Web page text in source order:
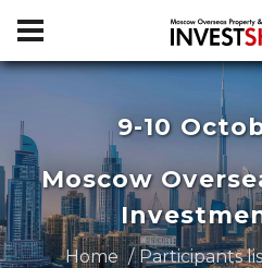
9-10
Moscow
Home Participants